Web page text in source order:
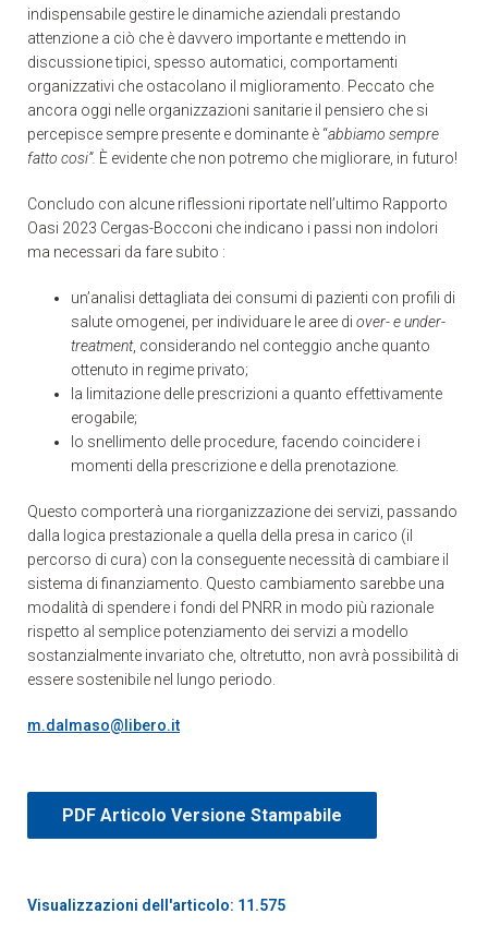
indispensabile gestire le dinamiche aziendali prestando
attenzione a ciò che è davvero importante e mettendo in
discussione tipici, spesso automatici, comportamenti
organizzativi che ostacolano il miglioramento. Peccato che
ancora oggi nelle organizzazioni sanitarie il pensiero che si
percepisce sempre presente e dominante è “abbiamo sempre
fatto cosi”. È evidente che non potremo che migliorare, in futuro!
Concludo con alcune riflessioni riportate nell’ultimo Rapporto
Oasi 2023 Cergas-Bocconi che indicano i passi non indolori
ma necessari da fare subito :
un’analisi dettagliata dei consumi di pazienti con profili di
salute omogenei, per individuare le aree di over- e under-
treatment, considerando nel conteggio anche quanto
ottenuto in regime privato;
la limitazione delle prescrizioni a quanto effettivamente
erogabile;
lo snellimento delle procedure, facendo coincidere i
momenti della prescrizione e della prenotazione.
Questo comporterà una riorganizzazione dei servizi, passando
dalla logica prestazionale a quella della presa in carico (il
percorso di cura) con la conseguente necessità di cambiare il
sistema di finanziamento. Questo cambiamento sarebbe una
modalità di spendere i fondi del PNRR in modo più razionale
rispetto al semplice potenziamento dei servizi a modello
sostanzialmente invariato che, oltretutto, non avrà possibilità di
essere sostenibile nel lungo periodo.
m.dalmaso@libero.it
PDF Articolo Versione Stampabile
Visualizzazioni dell'articolo: 11.575